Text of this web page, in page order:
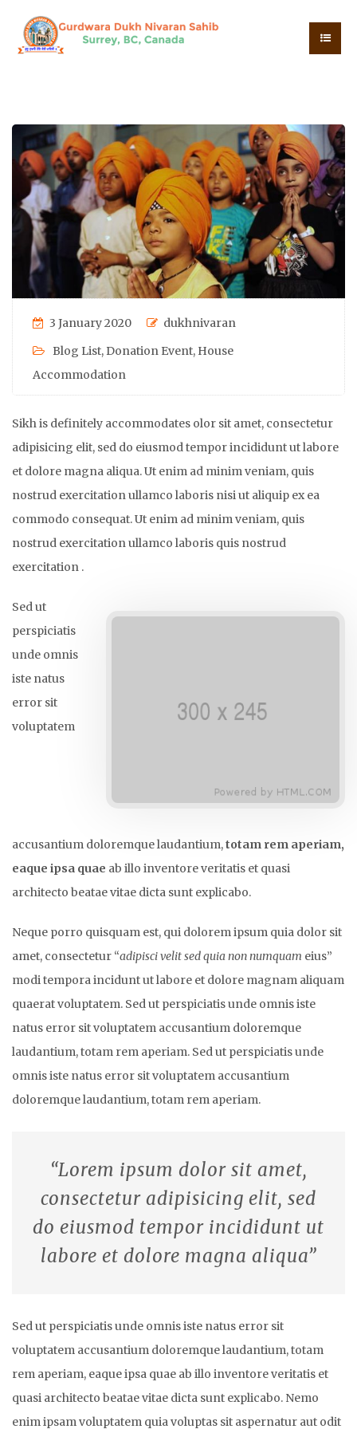
3 January 2020
dukhnivaran
Blog List,Donation Event, House
Accommodation
Sikh is definitely accommodates olor sit amet, consectetur
adipisicing elit, sed do eiusmod tempor incididunt ut labore
et dolore magna aliqua. Ut enim ad minim veniam, quis
nostrud exercitation ullamco laboris nisi ut aliquip ex ea
commodo consequat. Ut enim ad minim veniam, quis
nostrud exercitation ullamco laboris quis nostrud
exercitation .
Sed ut
perspiciatis
unde omnis
iste natus
error sit
voluptatem
accusantium doloremque laudantium,totam rem aperiam,
eaque ipsa quae ab illo inventore veritatis et quasi
architecto beatae vitae dicta sunt explicabo.
Neque porro quisquam est, qui dolorem ipsum quia dolor sit
amet, consectetur “adipisci velit sed quia non numquam eius”
modi tempora incidunt ut labore et dolore magnam aliquam
quaerat voluptatem. Sed ut perspiciatis unde omnis iste
natus error sit voluptatem accusantium doloremque
laudantium, totam rem aperiam. Sed ut perspiciatis unde
omnis iste natus error sit voluptatem accusantium
doloremque laudantium, totam rem aperiam.
“Lorem ipsum dolor sit amet,
consectetur adipisicing elit, sed
do eiusmod tempor incididunt ut
labore et dolore magna aliqua”
Sed ut perspiciatis unde omnis iste natus error sit
voluptatem accusantium doloremque laudantium, totam
rem aperiam, eaque ipsa quae ab illo inventore veritatis et
quasi architecto beatae vitae dicta sunt explicabo. Nemo
enim ipsam voluptatem quia voluptas sit aspernatur aut odit